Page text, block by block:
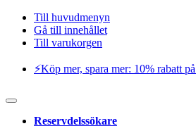
Till huvudmenyn
Gå till innehållet
Till varukorgen
⚡️Köp mer, spara mer: 10% rabatt
Reservdelssökare